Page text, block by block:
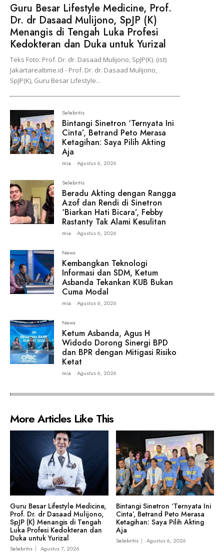
Guru Besar Lifestyle Medicine, Prof.
Dr. dr Dasaad Mulijono, SpJP (K)
Menangis di Tengah Luka Profesi
Kedokteran dan Duka untuk Yurizal
Teks Foto: Prof. Dr. dr. Dasaad Mulijono, SpJP(K). (ist)
Jakartarealtime.id - Prof. Dr. dr. Dasaad Mulijono,
SpJP(K), Guru Besar Lifestyle...
Selebritis
Bintangi Sinetron ‘Ternyata Ini
Cinta’, Betrand Peto Merasa
Ketagihan: Saya Pilih Akting
Aja
mia - Agustus 6, 2026
Selebritis
Beradu Akting dengan Rangga
Azof dan Rendi di Sinetron
‘Biarkan Hati Bicara’, Febby
Rastanty Tak Alami Kesulitan
mia - Agustus 6, 2026
News
Kembangkan Teknologi
Informasi dan SDM, Ketum
Asbanda Tekankan KUB Bukan
Cuma Modal
mia - Agustus 6, 2026
News
Ketum Asbanda, Agus H
Widodo Dorong Sinergi BPD
dan BPR dengan Mitigasi Risiko
Ketat
mia - Agustus 6, 2026
More Articles Like This
Guru Besar Lifestyle Medicine,
Prof. Dr. dr Dasaad Mulijono,
SpJP (K) Menangis di Tengah
Luka Profesi Kedokteran dan
Duka untuk Yurizal
Selebritis Agustus 7, 2026
Bintangi Sinetron ‘Ternyata Ini
Cinta’, Betrand Peto Merasa
Ketagihan: Saya Pilih Akting
Aja
Selebritis Agustus 6, 2026